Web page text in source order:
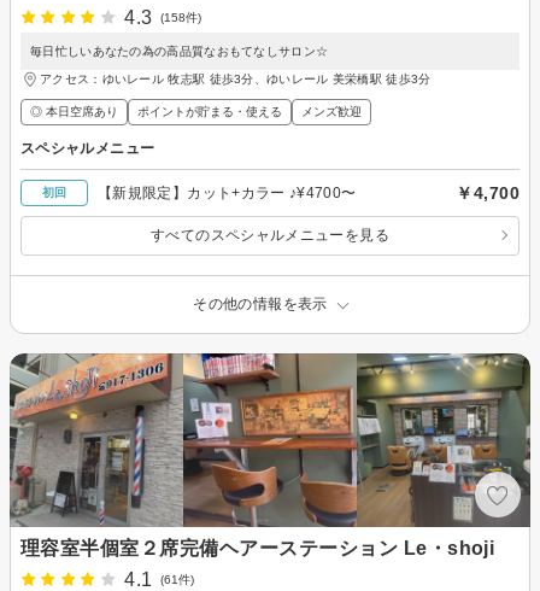
4.3
(158件)
毎日忙しいあなたの為の高品質なおもてなしサロン☆
アクセス：ゆいレール 牧志駅 徒歩3分、ゆいレール 美栄橋駅 徒歩3分
◎ 本日空席あり ポイントが貯まる・使える メンズ歓迎
スペシャルメニュー
初回 【新規限定】カット+カラー ♪¥4700〜 ￥4,700
すべてのスペシャルメニューを見る
その他の情報を表示
理容室半個室２席完備ヘアーステーション Le・shoji
4.1
(61件)